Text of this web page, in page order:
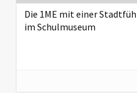
Die 1ME mit einer
im Schulmuseum